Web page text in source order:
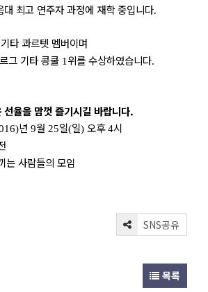
최고 연주자 과정에 재학 중입니다.
타 콰르텟 멤버이며
그 기타 콩쿨 1 위를 수상하였습니다.
율을 맘껏 즐기시길 바랍니다.
년 9월 25일(일) 오후4시
는 사람들의 모임
SNS공유
목록